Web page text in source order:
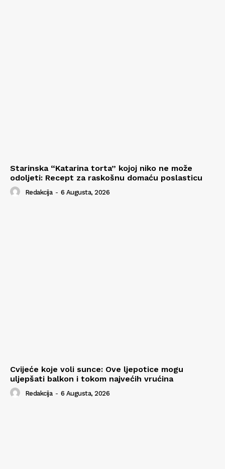
Starinska “Katarina torta” kojoj niko ne može
odoljeti: Recept za raskošnu domaću poslasticu
Redakcija - 6 Augusta, 2026
Cvijeće koje voli sunce: Ove ljepotice mogu
uljepšati balkon i tokom najvećih vrućina
Redakcija - 6 Augusta, 2026